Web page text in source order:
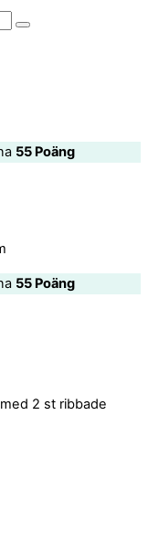
55 Poäng
55 Poäng
2 st ribbade